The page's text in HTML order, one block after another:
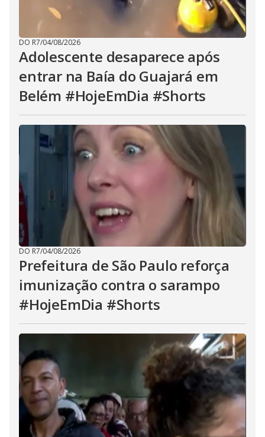
DO R7/04/08/2026
Adolescente desaparece após
entrar na Baía do Guajará em
Belém #HojeEmDia #Shorts
DO R7/04/08/2026
Prefeitura de São Paulo reforça
imunização contra o sarampo
#HojeEmDia #Shorts